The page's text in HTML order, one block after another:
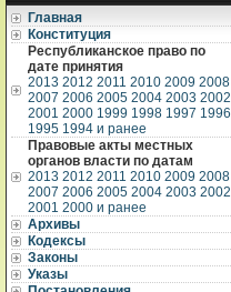
Главная
Конституция
Республиканское право по
дате принятия
2013 2012 2011 2010 2009 2008
2007 2006 2005 2004 2003 2002
2001 2000 1999 1998 1997 1996
1995 1994 и ранее
Правовые акты местных
органов власти по датам
2013 2012 2011 2010 2009 2008
2007 2006 2005 2004 2003 2002
2001 2000 и ранее
Архивы
Кодексы
Законы
Указы